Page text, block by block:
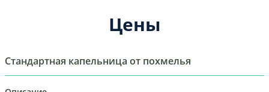
Цены
Стандартная капельница от похмелья